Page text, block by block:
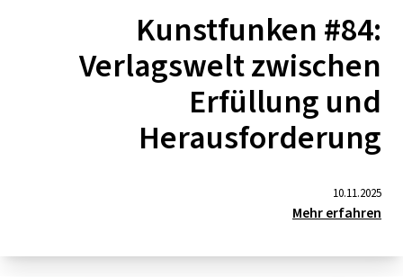
Kunstfunken #84:
Verlagswelt zwischen
Erfüllung und
Herausforderung
10.11.2025
Mehr erfahren